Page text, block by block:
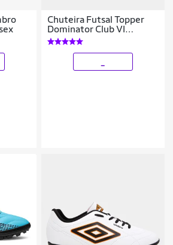
Chuteira Futsal Topper
Dominator Club VI
Masculina